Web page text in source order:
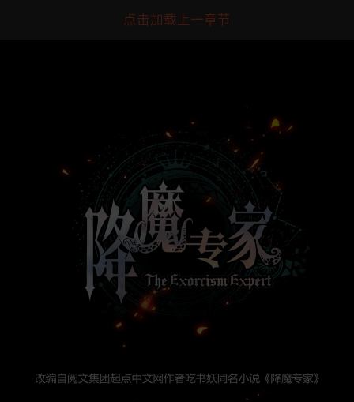
点击加载上一章节